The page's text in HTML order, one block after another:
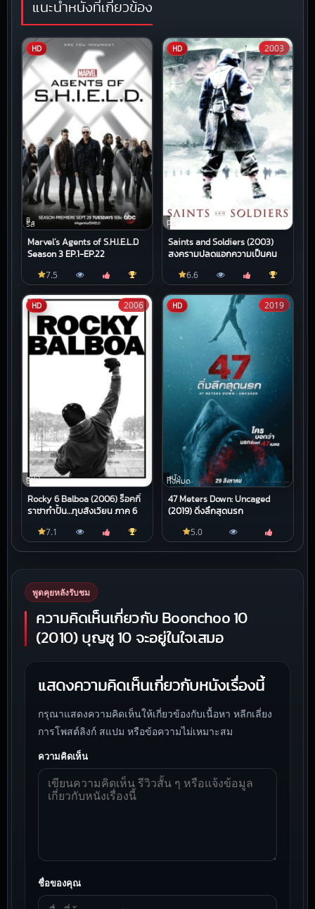
แนะนำหนังที่เกี่ยวข้อง
HD
ซี
รีส์
Marvel’s Agents of S.H.I.E.L.D
Season 3 EP.1-EP.22
7.5
HD
หนัง
HD
Saints and Soldiers (2003)
สงครามปลดแอกความเป็นคน
2003
6.6
HD
หนัง
ชีวิต
Rocky 6 Balboa (2006) ร็อคกี้
ราชากำปั้น…ทุบสังเวียน ภาค 6
2006
7.1
HD
หนัง
ทั้งหมด
47 Meters Down: Uncaged
(2019) ดิ่งลึกสุดนรก
2019
5.0
พูดคุยหลังรับชม
ความคิดเห็นเกี่ยวกับ Boonchoo 10
(2010) บุญชู 10 จะอยู่ในใจเสมอ
แสดงความคิดเห็นเกี่ยวกับหนังเรื่องนี้
กรุณาแสดงความคิดเห็นให้เกี่ยวข้องกับเนื้อหา หลีกเลี่ยง
การโพสต์ลิงก์ สแปม หรือข้อความไม่เหมาะสม
ความคิดเห็น
ชื่อของคุณ